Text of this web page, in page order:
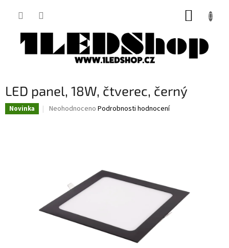
LED panel, 18W, čtverec, černý
Novinka
Průměrné
Neohodnoceno Podrobnosti hodnocení